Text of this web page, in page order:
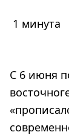
1 минута
С 6 июня